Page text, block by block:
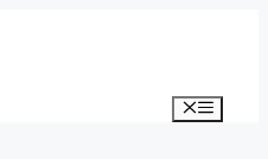
القائمة